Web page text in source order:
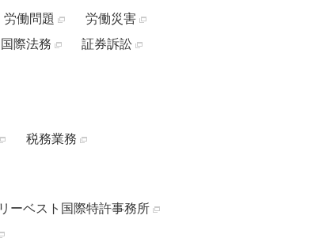
労働問題
労働災害
国際法務
証券訴訟
税務業務
ーベスト国際特許事務所